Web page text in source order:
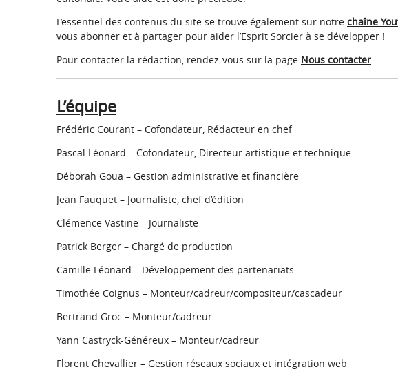
L’essentiel des contenus du site se trouve également sur notre chaîne
vous abonner et à partager pour aider l’Esprit Sorcier à se développer !
Pour contacter la rédaction, rendez-vous sur la page Nous contacter.
L’équipe
Frédéric Courant – Cofondateur, Rédacteur en chef
Pascal Léonard – Cofondateur, Directeur artistique et technique
Déborah Goua – Gestion administrative et financière
Jean Fauquet – Journaliste, chef d’édition
Clémence Vastine – Journaliste
Patrick Berger – Chargé de production
Camille Léonard – Développement des partenariats
Timothée Coignus – Monteur/cadreur/compositeur/cascadeur
Bertrand Groc – Monteur/cadreur
Yann Castryck-Généreux – Monteur/cadreur
Florent Chevallier – Gestion réseaux sociaux et intégration web